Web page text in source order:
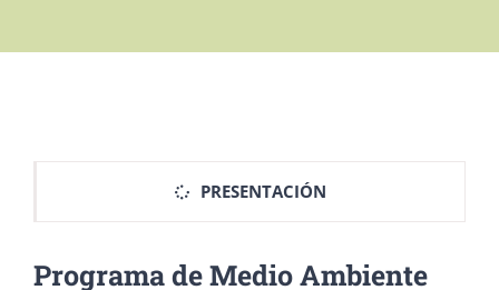
PRESENTACIÓN
Programa de Medio Ambiente